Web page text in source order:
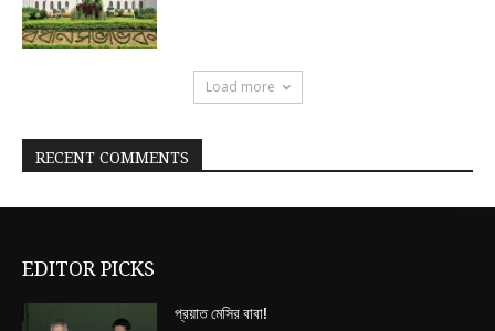
Load more
RECENT COMMENTS
EDITOR PICKS
প্রয়াত মেসির বাবা!